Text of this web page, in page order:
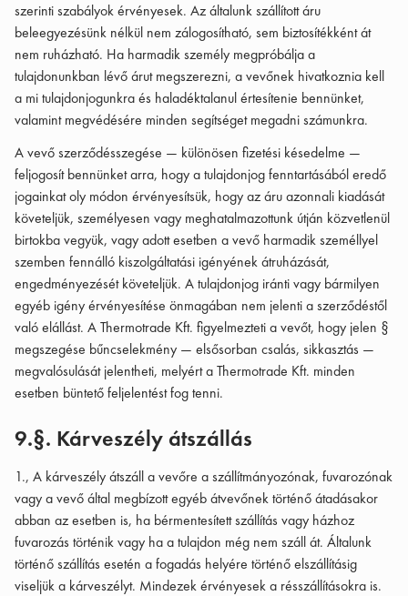
szerinti szabályok érvényesek. Az általunk szállított áru
beleegyezésünk nélkül nem zálogosítható, sem biztosítékként át
nem ruházható. Ha harmadik személy megpróbálja a
tulajdonunkban lévő árut megszerezni, a vevőnek hivatkoznia kell
a mi tulajdonjogunkra és haladéktalanul értesítenie bennünket,
valamint megvédésére minden segítséget megadni számunkra.
A vevő szerződésszegése — különösen fizetési késedelme —
feljogosít bennünket arra, hogy a tulajdonjog fenntartásából eredő
jogainkat oly módon érvényesítsük, hogy az áru azonnali kiadását
követeljük, személyesen vagy meghatalmazottunk útján közvetlenül
birtokba vegyük, vagy adott esetben a vevő harmadik személlyel
szemben fennálló kiszolgáltatási igényének átruházását,
engedményezését követeljük. A tulajdonjog iránti vagy bármilyen
egyéb igény érvényesítése önmagában nem jelenti a szerződéstől
való elállást. A Thermotrade Kft. figyelmezteti a vevőt, hogy jelen §
megszegése bűncselekmény — elsősorban csalás, sikkasztás —
megvalósulását jelentheti, melyért a Thermotrade Kft. minden
esetben büntető feljelentést fog tenni.
9.§. Kárveszély átszállás
1., A kárveszély átszáll a vevőre a szállítmányozónak, fuvarozónak
vagy a vevő által megbízott egyéb átvevőnek történő átadásakor
abban az esetben is, ha bérmentesített szállítás vagy házhoz
fuvarozás történik vagy ha a tulajdon még nem száll át. Általunk
történő szállítás esetén a fogadás helyére történő elszállításig
viseljük a kárveszélyt. Mindezek érvényesek a résszállításokra is.